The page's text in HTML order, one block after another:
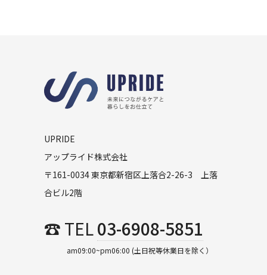
UPRIDE
アップライド株式会社
〒161-0034 東京都新宿区上落合2-26-3 上落
合ビル2階
☎ TEL03-6908-5851
am09:00~pm06:00 (土日祝等休業日を除く）